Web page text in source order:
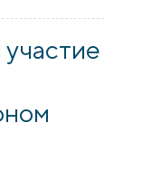
- здоровье» в